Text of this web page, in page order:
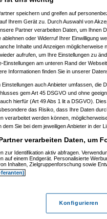
Benzin- oder ein Dieselmotor
Benzin- oder ein Dieselmotor
oder ein Dieselmotor geeigneter?(
oder ein Dieselmotor geeigneter?
Dieselmotor geeigneter?
( Superfast
ein Dieselmotor geeigneter?( dizo
oder ein Dieselmotor geeigneter?(
oder ein Dieselmotor geeigneter?(
oder ein Dieselmotor geeigneter?
Benzin- oder ein Dieselmotor
ein Benzin- oder ein Dieselmotor
ein Benzin- oder ein Dieselmotor
für mich ein Benzin- oder ein
Ist für mich ein Benzin- oder ein
Ist für mich ein Benzin- oder ein
ein Benzin- oder ein Dieselmotor
Benzin- oder ein Dieselmotor
ein Benzin- oder ein Dieselmotor
für mich ein Benzin- oder ein
Ist für mich ein Benzin- oder ein
Ist für mich ein Benzin- oder ein
Re(15): Ist für mich ein Benzin-
speichern und greifen auf
Ihrem Gerät zu. Durch Auswahl von
Partner verarbeiten Daten, um Ihnen
ablehnen oder Widerruf Ihrer Einwilligung
Inhalte und Anzeigen möglicherweise
aufrufen, um Ihre Einstellungen zu
Einstellungen am unteren Rand der
Informationen finden Sie in unserer
auch Anbieter umfassen, die
gem Art 45 DSGVO und ohne
hierfür (Art 49 Abs 1 lit a DSGVO).
das Risiko, dass Ihre Daten
verarbeitet werden können,
dem Sie bei dem jeweiligen Anbieter in der
verarbeiten Daten, um
zur Identifikation aktiv abfragen.
auf einem Endgerät. Personalisierte
Inhalten, Zielgruppenforschung sowie
Konfigurieren